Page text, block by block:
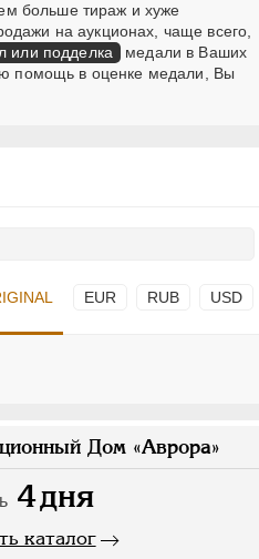
больше тираж и хуже
на аукционах, чаще всего,
или подделка медали в Ваших
помощь в оценке медали, Вы
EUR RUB USD
Дом «Аврора»
4дня
каталог